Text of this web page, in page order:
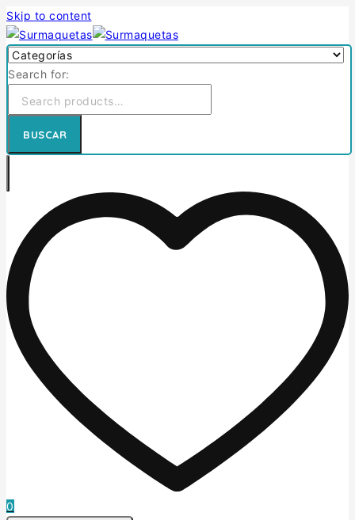
Skip to content
Search for:
BUSCAR
0